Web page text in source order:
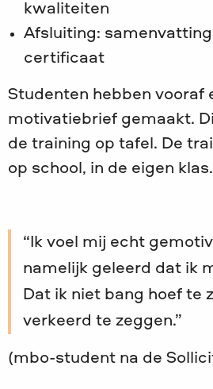
kwaliteiten
Afsluiting:
certificaat
Studenten hebben vooraf
motivatiebrief gemaakt.
de training op tafel. De
op school, in de eigen klas.
Ik voel mij echt
namelijk geleerd dat ik
Dat ik niet bang hoef te
verkeerd te zeggen.
(mbo-student na de